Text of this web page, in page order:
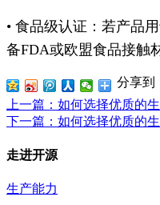
• 食品级认证：若产品
备FDA或欧盟食品接触
分享到
上一篇 ：如何选择优质的
下一篇 ：如何选择优质的
走进开源
生产能力